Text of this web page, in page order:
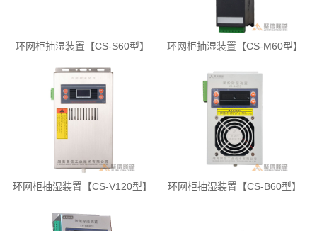
环网柜抽湿装置【CS-S60型】 环网柜抽湿装置【CS-M60型】
环网柜抽湿装置【CS-V120型】 环网柜抽湿装置【CS-B60型】